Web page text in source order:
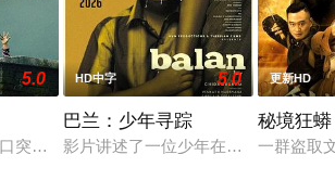
5.0
突遭诡异变故，被困在自家房屋中超过
HD中字 5.0
巴兰：少年寻踪
影片讲述了一位少年在动荡的童年中
更新HD
秘境狂蟒
一群盗取